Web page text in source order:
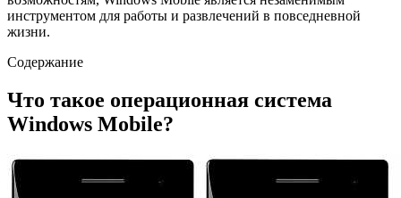
инструментом для работы и развлечений в повседневной
жизни.
Содержание
Что такое операционная система
Windows Mobile?